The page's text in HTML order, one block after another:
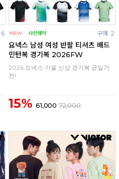
6 구매 2
요넥스 남성 여성 반팔 티셔츠 배드
민턴복 경기복 2026FW
2026 요넥스 가을 신상 경기복 균일가
전!
15% 61,000 72,000